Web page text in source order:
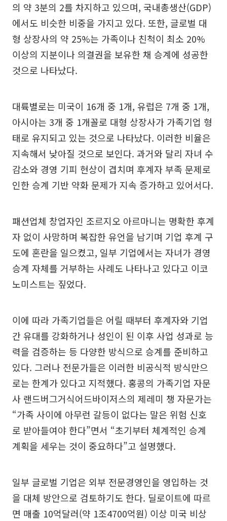
의 약 3분의 2를 차지하고 있으며, 국내총생산(GDP)
에서도 비슷한 비중을 가지고 있다. 또한, 글로벌 대
형 상장사의 약 25%는 가족이나 친척이 최소 20%
이상의 지분이나 의결권을 보유한 채 승계에 성공한
것으로 나타났다.
대륙별로는 미국이 16개 중 1개, 유럽은 7개 중 1개,
아시아는 3개 중 1개꼴로 대형 상장사가 가족기업 형
태로 유지되고 있는 것으로 나타났다. 이러한 비율은
지속해서 낮아질 것으로 보인다. 과거와 달리 자녀 수
감소와 경영 기피 현상이 겹치며 후계자 부족 문제로
인한 승계 기반 약화 문제가 지속 증가하고 있어서다.
패션업체 창업자인 조르지오 아르마니는 명확한 후계
자 없이 사망하며 복잡한 유언을 남기며 기업 후계 구
도에 혼란을 일으켰고, 일부 기업에서는 자녀가 경영
승계 자체를 거부하는 사례도 나타나고 있다고 이코
노미스트는 짚었다.
이에 따라 가족기업들은 어릴 때부터 후계자와 기업
간 유대를 강화하거나 성인이 된 이후 사업 성과로 능
력을 검증하는 등 다양한 방식으로 승계를 준비하고
있다. 그러나 전문가들은 이러한 비공식적 방식만으
로는 한계가 있다고 지적했다. 홍콩의 가족기업 자문
사 랜드버그거식어드바이저스의 제레미 챙 자문가는
“가족 사이에 아무런 갈등이 없다는 말은 위험 신호
로 받아들여야 한다”면서 “초기부터 체계적인 승계
계획을 세우는 것이 중요하다”고 설명했다.
일부 글로벌 기업은 외부 전문경영인을 영입하는 것
을 대체 방안으로 검토하기도 한다. 딜로이트에 따르
면 매출 10억달러(약 1조4700억원) 이상 미국 비상